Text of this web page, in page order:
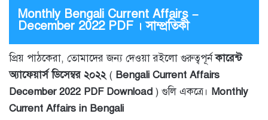
Monthly Bengali Current Affairs –
December 2022 PDF । সাম্প্রতিকী
প্রিয় পাঠকেরা, তোমাদের জন্য দেওয়া রইলো গুরুত্বপূর্নকারেন্ট
অ্যাফেয়ার্স ডিসেম্বর ২০২২ ( Bengali Current Affairs
December 2022 PDF Download ) গুলি একত্রে। Monthly
Current Affairs in Bengali